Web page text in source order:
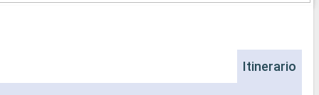
Itinerario